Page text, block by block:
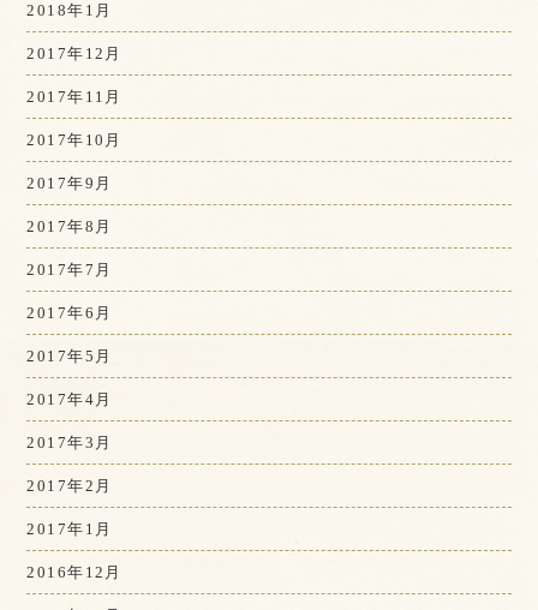
2018年1月
2017年12月
2017年11月
2017年10月
2017年9月
2017年8月
2017年7月
2017年6月
2017年5月
2017年4月
2017年3月
2017年2月
2017年1月
2016年12月